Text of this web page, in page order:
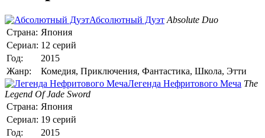
Абсолютный Дуэт Absolute Duo
Страна: Япония
Сериал: 12 серий
Год:
2015
Жанр:
Комедия, Приключения, Фантастика, Школа, Этти
Легенда Нефритового Меча The
Legend Of Jade Sword
Страна: Япония
Сериал: 19 серий
Год:
2015